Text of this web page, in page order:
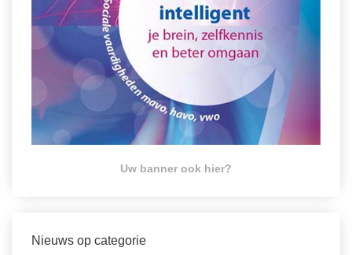
Uw banner ook hier?
Nieuws op categorie